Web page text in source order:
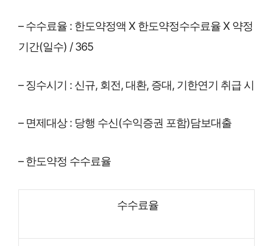
– 수수료율 : 한도약정액 X 한도약정수수료율 X 약정
기간(일수) / 365
– 징수시기 : 신규, 회전, 대환, 증대, 기한연기 취급 시
– 면제대상 : 당행 수신(수익증권 포함)담보대출
– 한도약정 수수료율
수수료율